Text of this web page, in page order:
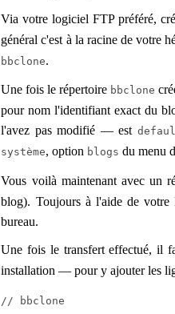
Via votre logiciel FTP préféré,
général c'est à la racine de votre
bbclone.
Une fois le répertoire bbclone
pour nom l'identifiant exact du
l'avez pas modifié — est
système, option blogs du menu
Vous voilà maintenant avec un
blog). Toujours à l'aide de votre
bureau.
Une fois le transfert effectué, il
installation — pour y ajouter les
// bbclone